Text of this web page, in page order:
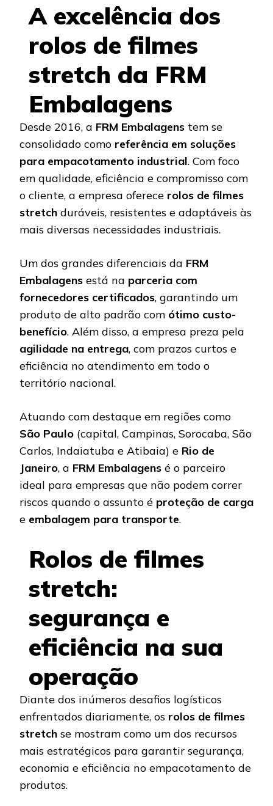
A excelência dos
rolos de filmes
stretch da FRM
Embalagens
Desde 2016, a FRM Embalagens tem se
consolidado como referência em soluções
para empacotamento industrial. Com foco
em qualidade, eficiência e compromisso com
o cliente, a empresa oferece rolos de filmes
stretch duráveis, resistentes e adaptáveis às
mais diversas necessidades industriais.
Um dos grandes diferenciais da FRM
Embalagens está na parceria com
fornecedores certificados, garantindo um
produto de alto padrão com ótimo custo-
benefício. Além disso, a empresa preza pela
agilidade na entrega, com prazos curtos e
eficiência no atendimento em todo o
território nacional.
Atuando com destaque em regiões como
São Paulo (capital, Campinas, Sorocaba, São
Carlos, Indaiatuba e Atibaia) e Rio de
Janeiro, a FRM Embalagens é o parceiro
ideal para empresas que não podem correr
riscos quando o assunto é proteção de carga
e embalagem para transporte.
Rolos de filmes
stretch:
segurança e
eficiência na sua
operação
Diante dos inúmeros desafios logísticos
enfrentados diariamente, os rolos de filmes
stretch se mostram como um dos recursos
mais estratégicos para garantir segurança,
economia e eficiência no empacotamento de
produtos.